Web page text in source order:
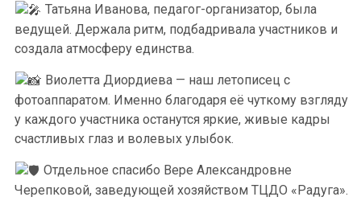
Татьяна Иванова, педагог-организатор, была
ведущей. Держала ритм, подбадривала участников и
создала атмосферу единства.
Виолетта Диордиева — наш летописец с
фотоаппаратом. Именно благодаря её чуткому взгляду
у каждого участника останутся яркие, живые кадры
счастливых глаз и волевых улыбок.
Отдельное спасибо Вере Александровне
Черепковой, заведующей хозяйством ТЦДО «Радуга».